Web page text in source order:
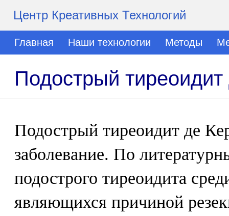
Центр Креативных Технологий
Главная Наши технологии Методы
Подострый
Подострый тиреоидит де
заболевание. По
подострого тиреоидита
являющихся причиной